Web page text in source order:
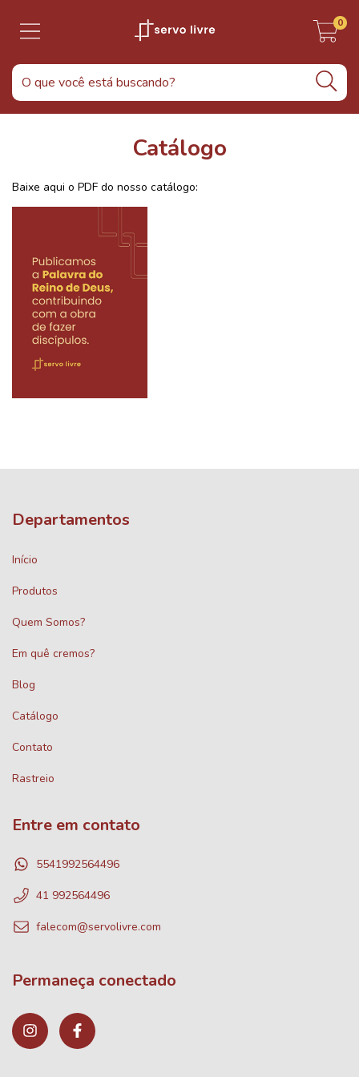
0
Catálogo
Baixe aqui o PDF do nosso catálogo:
Departamentos
Início
Produtos
Quem Somos?
Em quê cremos?
Blog
Catálogo
Contato
Rastreio
Entre em contato
5541992564496
41 992564496
falecom@servolivre.com
Permaneça conectado